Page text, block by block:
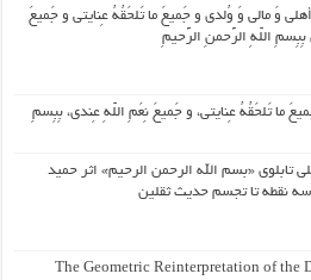
وَ مالی وَ وُلدی و جَمیعَ ما تَلحَقُهُ عِنایتی و جَمیعَ
بِبِسمِ اللّهِ الرَّحمنِ الرَّحیمِ
ما تَلحَقُهُ عِنایتی، و جَمیعَ نِعَمِ اللّهِ عِندی، بِبِسمِ
تابلوی «بسم الله الرحمن الرحیم» اثر حمید
نقطه تا تجسم حدیث ثقلین
The Geometric Reinterpretation of the